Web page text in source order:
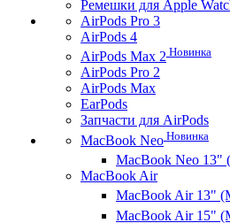
Ремешки для Apple
AirPods Pro 3
AirPods 4
AirPods Max 2 Новинка
AirPods Pro 2
AirPods Max
EarPods
Запчасти для AirPods
MacBook Neo Новинка
MacBook Neo 13"
MacBook Air
MacBook Air 13"
MacBook Air 15"